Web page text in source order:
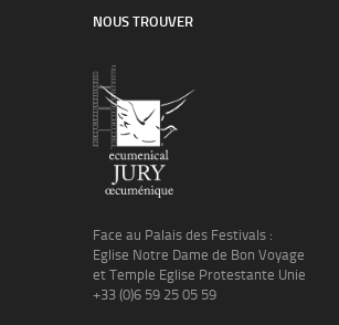
NOUS TROUVER
Face au Palais des Festivals :
Eglise Notre Dame de Bon Voyage
et Temple Eglise Protestante Unie
+33 (0)6 59 25 05 59